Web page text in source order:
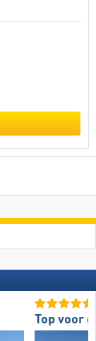
Top voor